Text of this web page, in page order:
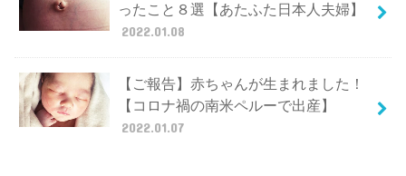
ったこと８選【あたふた日本人夫婦】
2022.01.08
【ご報告】赤ちゃんが生まれました！
【コロナ禍の南米ペルーで出産】
2022.01.07